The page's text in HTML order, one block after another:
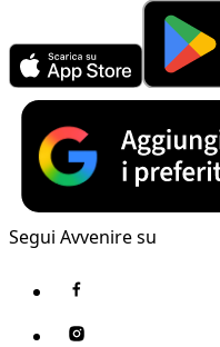
Segui Avvenire su